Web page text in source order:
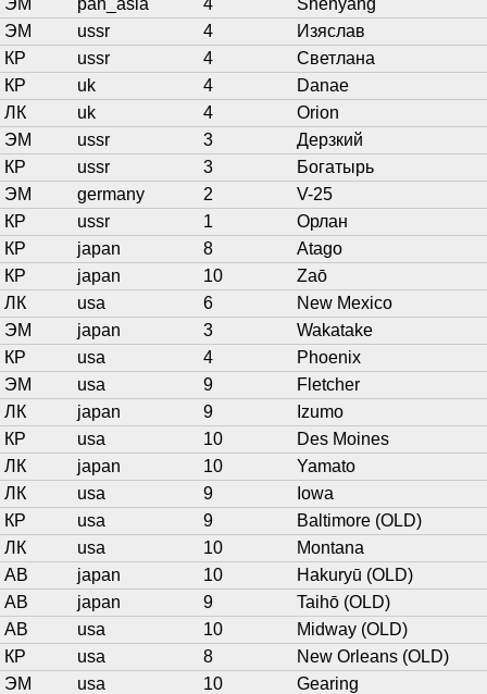
ЭМ
pan_asia 4
Shenyang
ЭМ
ussr 4
Изяслав
КР
ussr 4
Светлана
КР
uk 4
Danae
ЛК
uk 4
Orion
ЭМ
ussr 3
Дерзкий
КР
ussr 3
Богатырь
ЭМ
germany 2
V-25
КР
ussr 1
Орлан
КР
japan 8
Atago
КР
japan 10
Zaō
ЛК
usa 6
New Mexico
ЭМ
japan 3
Wakatake
КР
usa 4
Phoenix
ЭМ
usa 9
Fletcher
ЛК
japan 9
Izumo
КР
usa 10
Des Moines
ЛК
japan 10
Yamato
ЛК
usa 9
Iowa
КР
usa 9
Baltimore (OLD)
ЛК
usa 10
Montana
АВ
japan 10
Hakuryū (OLD)
АВ
japan 9
Taihō (OLD)
АВ
usa 10
Midway (OLD)
КР
usa 8
New Orleans (OLD)
ЭМ
usa 10
Gearing